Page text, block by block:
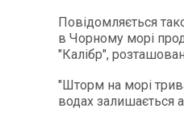
Повідомляється
в Чорному морі
"Калібр",
"Шторм на морі
водах залишається